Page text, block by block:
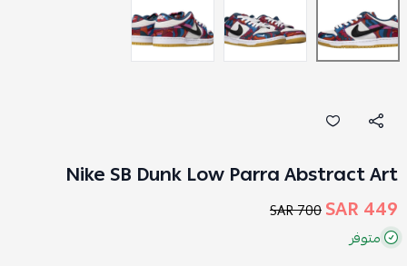
Nike SB Dunk Low Parra Abstract Art
449 SAR
700 SAR
متوفر